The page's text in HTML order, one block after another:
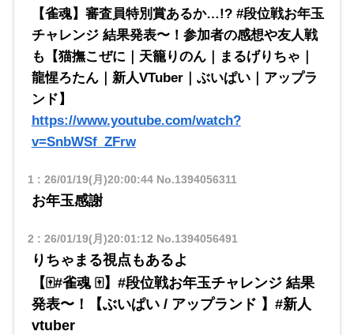
【雀魂】審査員特別賞あるか…!? #段位戦お年玉
チャレンジ 結果発表〜！参加者の感想や友人戦
も【猫撫こぜに｜天籠りのん｜まるげりちゃ｜
龍惺ろたん｜新人VTuber｜ぶいぱい｜アップラ
ンド】
https://www.youtube.com/watch?
v=SnbWSf_ZFrw
1: 26/01/19(月)20:00:44No.1394056311
お年玉感謝
2 : 26/01/19(月)20:01:12 No.1394056491
りちゃまる視点もあるよ
【🀄️#雀魂 🀄️】#段位戦お年玉チャレンジ 結果
発表〜！【ぶいぱい / アップランド 】#新人
vtuber